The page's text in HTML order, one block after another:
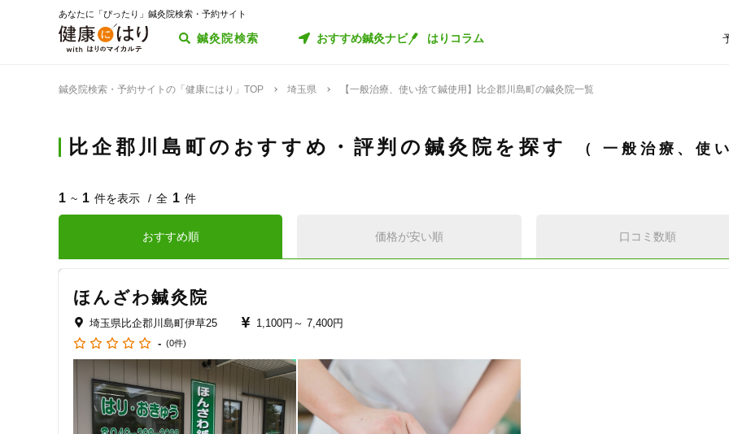
あなたに「ぴったり」鍼灸院検索・予約サイト
鍼灸院検索 おすすめ鍼灸ナビ はりコラム
鍼灸院検索・予約サイトの「健康にはり」TOP 埼玉県 【一般治療、使い捨て鍼使用】比企郡川島町の鍼灸院一覧
比企郡川島町のおすすめ・評判の鍼灸院を探す 一般治療、使
1 ~ 1 件を表示 全 1 件
おすすめ順 価格が安い順 口コミ数順
ほんざわ鍼灸院
埼玉県比企郡川島町伊草25 1,100円～ 7,400円
- (0件)